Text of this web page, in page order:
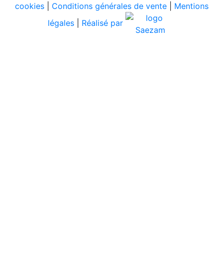
cookies| Conditions générales de vente| Mentions
légales
Réalisé par